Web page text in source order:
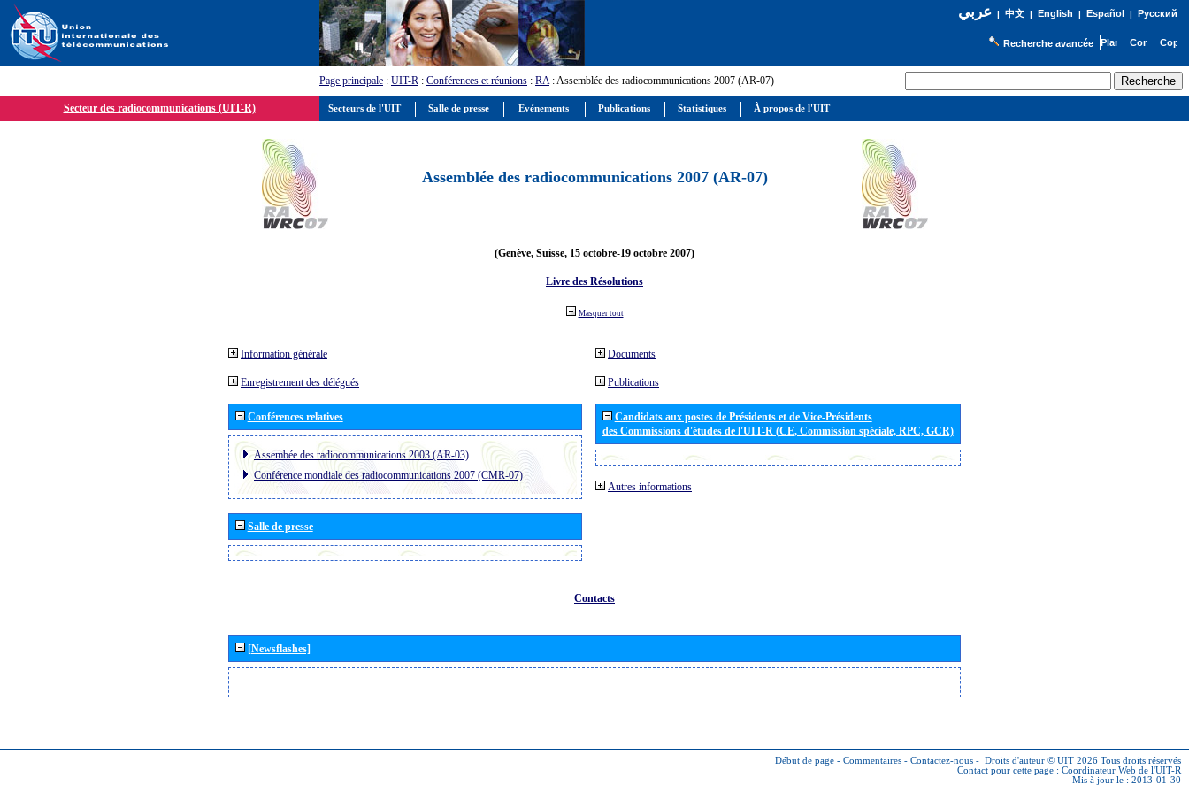
عربي| 中文| English | Español | Русский
Recherche avancée
Page principale : UIT-R : Conférences et réunions : RA: Assemblée des radiocommunications 2007 (AR-07)
Secteur des radiocommunications (UIT-R)
Assemblée des radiocommunications 2007 (AR-07)
(Genève, Suisse, 15 octobre-19 octobre 2007)
Livre des Résolutions
Masquer tout
Information générale
Enregistrement des délégués
Conférences relatives
Assembée des radiocommunications 2003 (AR-03)
Conférence mondiale des radiocommunications 2007 (CMR-07)
Salle de presse
Documents
Publications
Candidats aux postes de Présidents et de Vice-Présidents
des Commissions d'études de l'UIT-R (CE, Commission spéciale, RPC, GCR)
Autres informations
Contacts
[Newsflashes]
Début de page - Commentaires - Contactez-nous - Droits d'auteur © UIT 2026 Tous droits réservés
Contact pour cette page : Coordinateur Web de l'UIT-R
Mis à jour le : 2013-01-30
Secteurs de l'UIT Salle de presse Evénements Publications Statistiques À propos de l'UIT